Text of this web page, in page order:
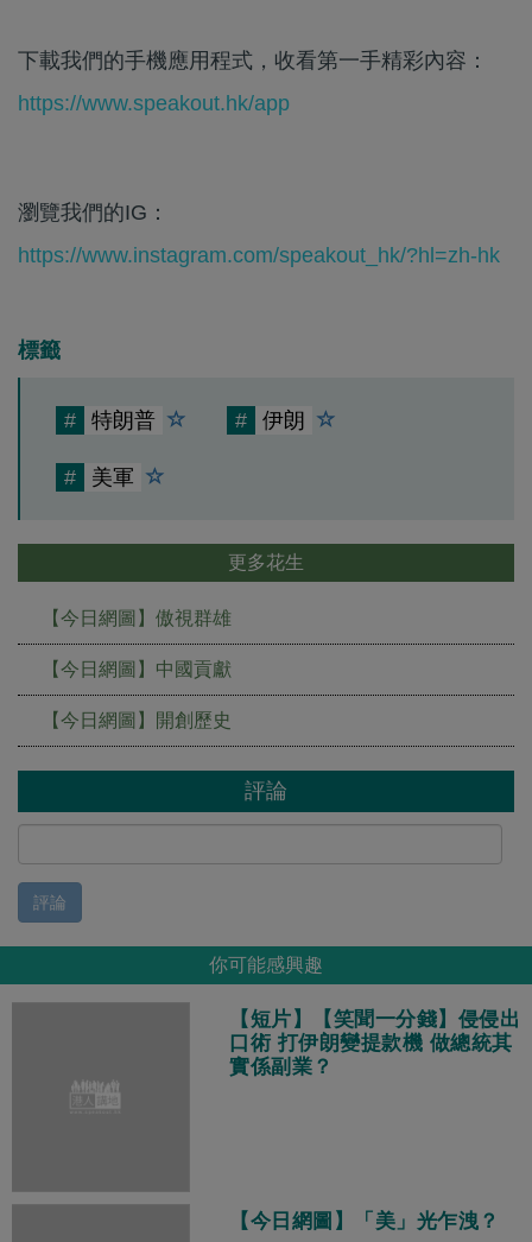
下載我們的手機應用程式，收看第一手精彩內容：
https://www.speakout.hk/app
瀏覽我們的IG：
https://www.instagram.com/speakout_hk/?hl=zh-hk
標籤
# 特朗普 # 伊朗
# 美軍
更多花生
【今日網圖】傲視群雄
【今日網圖】中國貢獻
【今日網圖】開創歷史
評論
評論
你可能感興趣
【短片】【笑聞一分錢】侵侵出
口術 打伊朗變提款機 做總統其
實係副業？
【今日網圖】「美」光乍洩？